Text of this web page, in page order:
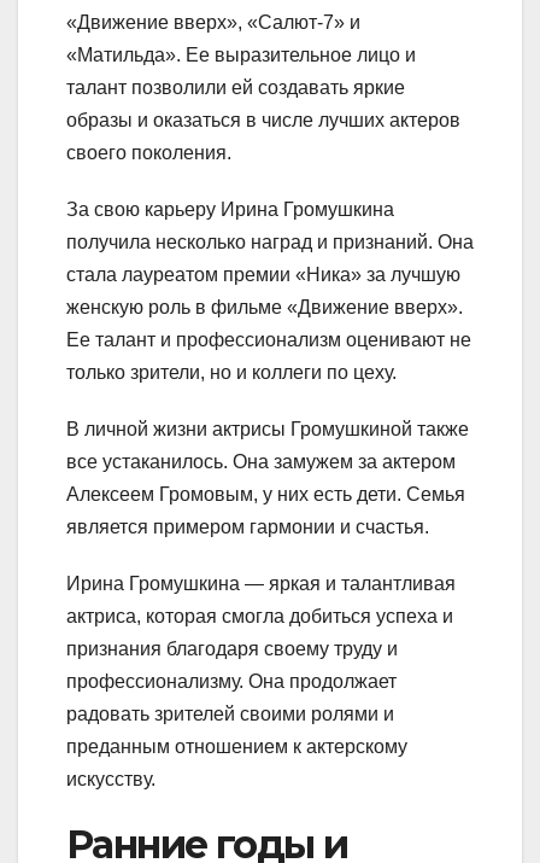
«Движение вверх», «Салют-7» и
«Матильда». Ее выразительное лицо и
талант позволили ей создавать яркие
образы и оказаться в числе лучших актеров
своего поколения.
За свою карьеру Ирина Громушкина
получила несколько наград и признаний. Она
стала лауреатом премии «Ника» за лучшую
женскую роль в фильме «Движение вверх».
Ее талант и профессионализм оценивают не
только зрители, но и коллеги по цеху.
В личной жизни актрисы Громушкиной также
все устаканилось. Она замужем за актером
Алексеем Громовым, у них есть дети. Семья
является примером гармонии и счастья.
Ирина Громушкина — яркая и талантливая
актриса, которая смогла добиться успеха и
признания благодаря своему труду и
профессионализму. Она продолжает
радовать зрителей своими ролями и
преданным отношением к актерскому
искусству.
Ранние годы и